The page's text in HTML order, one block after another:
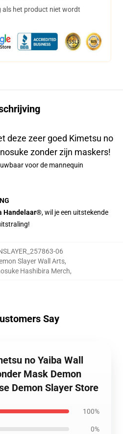
als het product niet wordt
deze zeer goed Kimetsu no
zonder zijn maskers!
voor de mannequin
Handelaar®, wil je een uitstekende
06
Slayer Wall Arts,
Hashibira Merch,
Say
no Yaiba Wall
Mask Demon
Demon Slayer Store
100%
0%